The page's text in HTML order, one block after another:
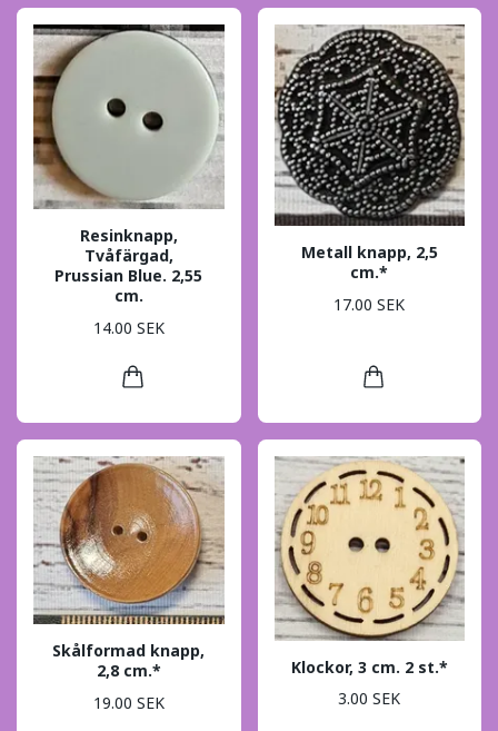
Resinknapp,
Tvåfärgad,
Prussian Blue. 2,55
cm.
14.00 SEK
Metall knapp, 2,5
cm.*
17.00 SEK
Skålformad knapp,
2,8 cm.*
19.00 SEK
Klockor, 3 cm. 2 st.*
3.00 SEK